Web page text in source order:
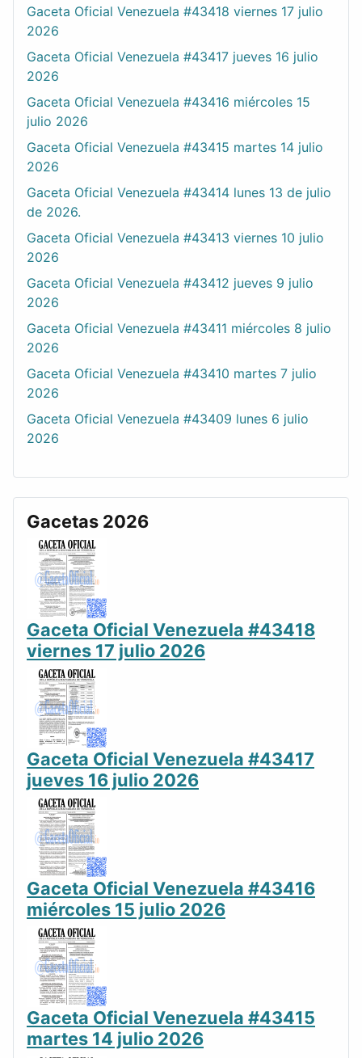
Gaceta Oficial Venezuela #43418 viernes 17 julio
2026
Gaceta Oficial Venezuela #43417 jueves 16 julio
2026
Gaceta Oficial Venezuela #43416 miércoles 15
julio 2026
Gaceta Oficial Venezuela #43415 martes 14 julio
2026
Gaceta Oficial Venezuela #43414 lunes 13 de julio
de 2026.
Gaceta Oficial Venezuela #43413 viernes 10 julio
2026
Gaceta Oficial Venezuela #43412 jueves 9 julio
2026
Gaceta Oficial Venezuela #43411 miércoles 8 julio
2026
Gaceta Oficial Venezuela #43410 martes 7 julio
2026
Gaceta Oficial Venezuela #43409 lunes 6 julio
2026
Gacetas 2026
Gaceta Oficial Venezuela #43418
viernes 17 julio 2026
Gaceta Oficial Venezuela #43417
jueves 16 julio 2026
Gaceta Oficial Venezuela #43416
miércoles 15 julio 2026
Gaceta Oficial Venezuela #43415
martes 14 julio 2026